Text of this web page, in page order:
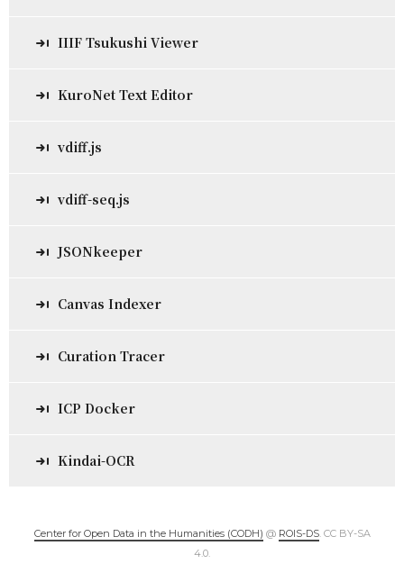
IIIF Tsukushi Viewer
KuroNet Text Editor
vdiff.js
vdiff-seq.js
JSONkeeper
Canvas Indexer
Curation Tracer
ICP Docker
Kindai-OCR
Center for Open Data in the Humanities (CODH) @ ROIS-DS. CC BY-SA
4.0.